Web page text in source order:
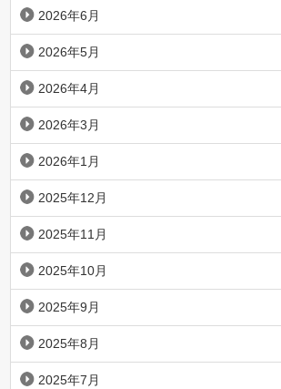
2026年6月
2026年5月
2026年4月
2026年3月
2026年1月
2025年12月
2025年11月
2025年10月
2025年9月
2025年8月
2025年7月